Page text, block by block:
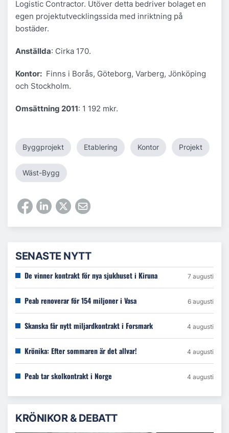
Logistic Contractor. Utöver detta bedriver bolaget en
egen projektutvecklingssida med inriktning på
bostäder.
Anställda: Cirka 170.
Kontor: Finns i Borås, Göteborg, Varberg, Jönköping
och Stockholm.
Omsättning 2011: 1 192 mkr.
Byggprojekt Etablering Kontor Projekt
Wäst-Bygg
SENASTE NYTT
De vinner kontrakt för nya sjukhuset i Kiruna 7 augusti
Peab renoverar för 154 miljoner i Vasa 6 augusti
Skanska får nytt miljardkontrakt i Forsmark 4 augusti
Krönika: Efter sommaren är det allvar! 4 augusti
Peab tar skolkontrakt i Norge 4 augusti
KRÖNIKOR & DEBATT